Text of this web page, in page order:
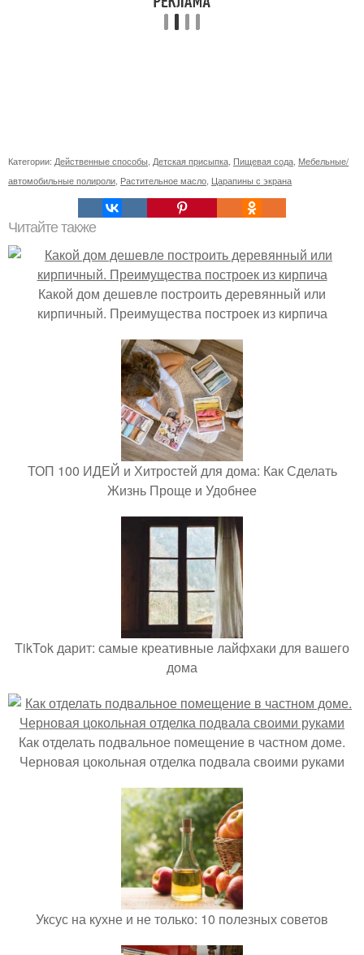
Категории: Действенные способы Детская присыпка Пищевая сода Мебельные/
автомобильные полироли Растительное масло Царапины с экрана
Читайте также
Какой дом дешевле построить деревянный или
кирпичный. Преимущества построек из кирпича
ТОП 100 ИДЕЙ и Хитростей для дома: Как Сделать
Жизнь Проще и Удобнее
TikTok дарит: самые креативные лайфхаки для вашего
дома
Как отделать подвальное помещение в частном доме.
Черновая цокольная отделка подвала своими руками
Уксус на кухне и не только: 10 полезных советов